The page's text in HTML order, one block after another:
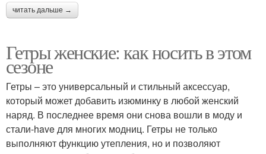
читать дальше →
Гетры женские: как носить в этом
сезоне
Гетры – это универсальный и стильный аксессуар,
который может добавить изюминку в любой женский
наряд. В последнее время они снова вошли в моду и
стали-have для многих модниц. Гетры не только
выполняют функцию утепления, но и позволяют